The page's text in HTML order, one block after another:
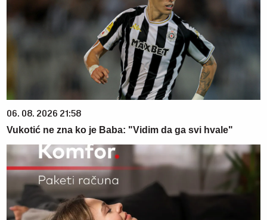
06. 08. 2026 21:58
Vukotić ne zna ko je Baba: "Vidim da ga svi hvale"